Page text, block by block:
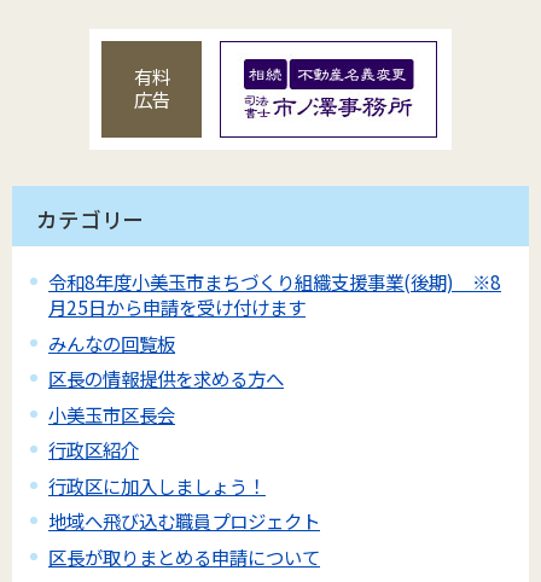
有料
広告
カテゴリー
令和8年度小美玉市まちづくり組織支援事業(後期) ※8
月25日から申請を受け付けます
みんなの回覧板
区長の情報提供を求める方へ
小美玉市区長会
行政区紹介
行政区に加入しましょう！
地域へ飛び込む職員プロジェクト
区長が取りまとめる申請について